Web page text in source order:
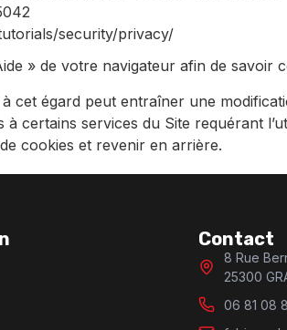
security/privacy/
» de votre navigateur afin de savoir
cet égard peut entraîner une
à certains services du Site requérant
cookies et revenir en arrière.
Contact
8 Rue
25300
06 81 08